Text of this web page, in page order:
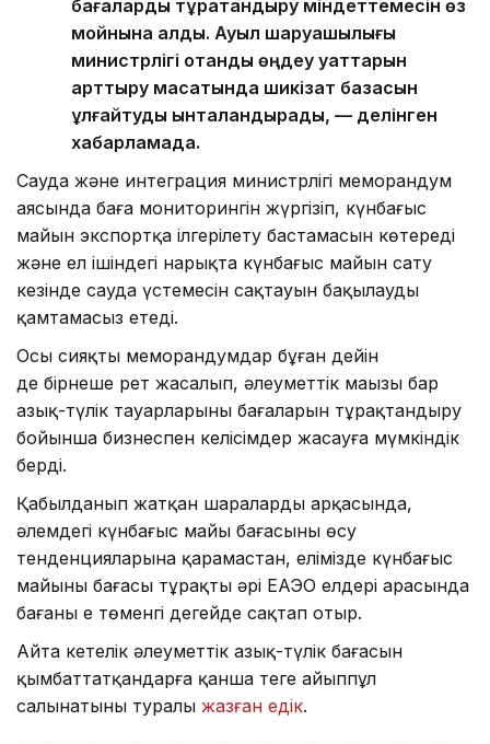
бағаларды тұрақтандыру міндеттемесін өз
мойнына алды. Ауыл шаруашылығы
министрлігі отандық өңдеу қуаттарын
арттыру мақсатында шикізат базасын
ұлғайтуды ынталандырады, — делінген
хабарламада.
Сауда және интеграция министрлігі меморандум
аясында баға мониторингін жүргізіп, күнбағыс
майын экспортқа ілгерілету бастамасын көтереді
және ел ішіндегі нарықта күнбағыс майын сату
кезінде сауда үстемесін сақтауын бақылауды
қамтамасыз етеді.
Осы сияқты меморандумдар бұған дейін
де бірнеше рет жасалып, әлеуметтік маңызы бар
азық-түлік тауарларының бағаларын тұрақтандыру
бойынша бизнеспен келісімдер жасауға мүмкіндік
берді.
Қабылданып жатқан шаралардың арқасында,
әлемдегі күнбағыс майы бағасының өсу
тенденцияларына қарамастан, елімізде күнбағыс
майының бағасы тұрақты әрі ЕАЭО елдері арасында
бағаны ең төменгі деңгейде сақтап отыр.
Айта кетелік әлеуметтік азық-түлік бағасын
қымбаттатқандарға қанша теңге айыппұл
салынатыны туралы жазған едік.